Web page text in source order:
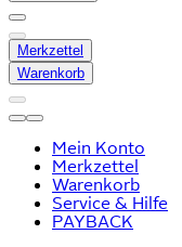
Merkzettel
Warenkorb
Mein Konto
Merkzettel
Warenkorb
Service & Hilfe
PAYBACK